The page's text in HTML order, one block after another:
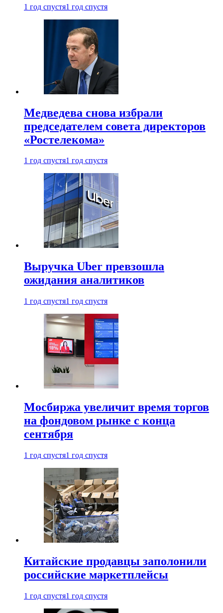
1 год спустя1 год спустя
Медведева снова избрали
председателем совета директоров
«Ростелекома»
1 год спустя1 год спустя
Выручка Uber превзошла
ожидания аналитиков
1 год спустя1 год спустя
Мосбиржа увеличит время торгов
на фондовом рынке с конца
сентября
1 год спустя1 год спустя
Китайские продавцы заполонили
российские маркетплейсы
1 год спустя1 год спустя